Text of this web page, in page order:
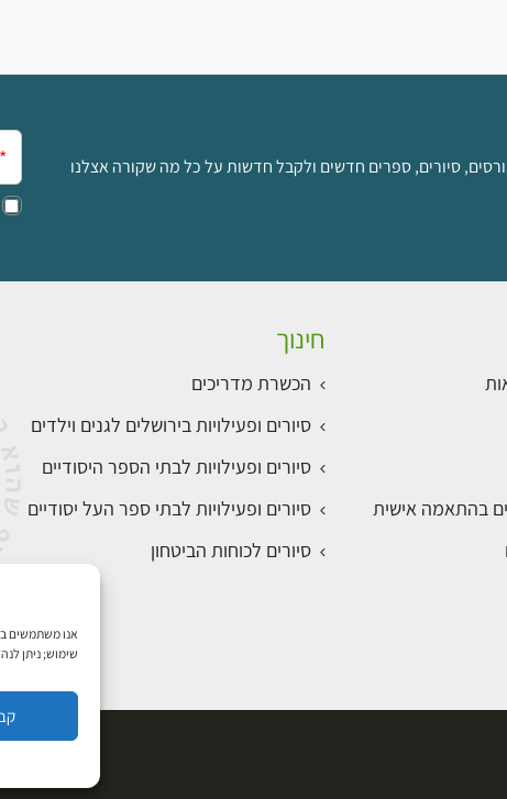
שימוש; ניתן
סיורים, ספרים חדשים ולקבל חדשות על כל מה שקורה אצלנו
בהתאמה אישית
חינוך
הכשרת מדריכים
סיורים ופעילויות בירושלים לגנים וילדים
סיורים ופעילויות לבתי הספר היסודיים
סיורים ופעילויות לבתי ספר העל יסודיים
סיורים לכוחות הביטחון